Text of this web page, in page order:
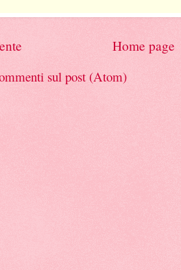
Home page
sul post (Atom)